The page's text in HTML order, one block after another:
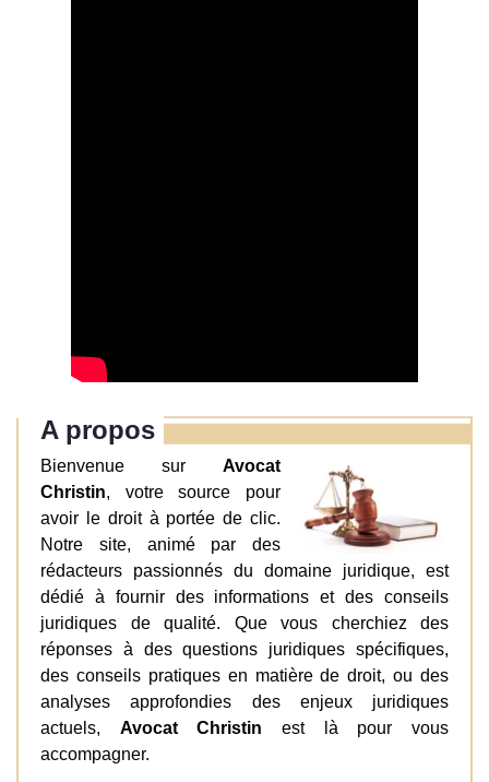
A propos
Bienvenue sur Avocat
Christin, votre source pour
avoir le droit à portée de clic.
Notre site, animé par des
rédacteurs passionnés du domaine juridique, est
dédié à fournir des informations et des conseils
juridiques de qualité. Que vous cherchiez des
réponses à des questions juridiques spécifiques,
des conseils pratiques en matière de droit, ou des
analyses approfondies des enjeux juridiques
actuels, Avocat Christin est là pour vous
accompagner.